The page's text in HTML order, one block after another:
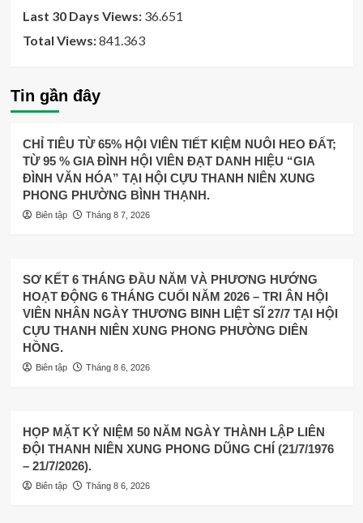
Last 30 Days Views: 36.651
Total Views:841.363
Tin gần đây
CHỈ TIÊU TỪ 65% HỘI VIÊN TIẾT KIỆM NUÔI HEO ĐẤT;
TỪ 95 % GIA ĐÌNH HỘI VIÊN ĐẠT DANH HIỆU “GIA
ĐÌNH VĂN HÓA” TẠI HỘI CỰU THANH NIÊN XUNG
PHONG PHƯỜNG BÌNH THẠNH.
Biên tập Tháng 8 7, 2026
SƠ KẾT 6 THÁNG ĐẦU NĂM VÀ PHƯƠNG HƯỚNG
HOẠT ĐỘNG 6 THÁNG CUỐI NĂM 2026 – TRI ÂN HỘI
VIÊN NHÂN NGÀY THƯƠNG BINH LIỆT SĨ 27/7 TẠI HỘI
CỰU THANH NIÊN XUNG PHONG PHƯỜNG DIÊN
HỒNG.
Biên tập Tháng 8 6, 2026
HỌP MẶT KỶ NIỆM 50 NĂM NGÀY THÀNH LẬP LIÊN
ĐỘI THANH NIÊN XUNG PHONG DŨNG CHÍ (21/7/1976
– 21/7/2026).
Biên tập Tháng 8 6, 2026